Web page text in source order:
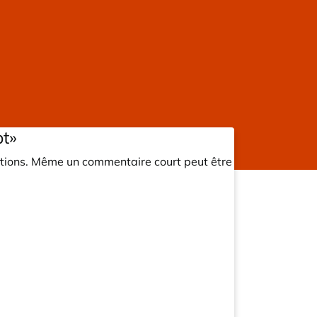
Même un commentaire court peut être